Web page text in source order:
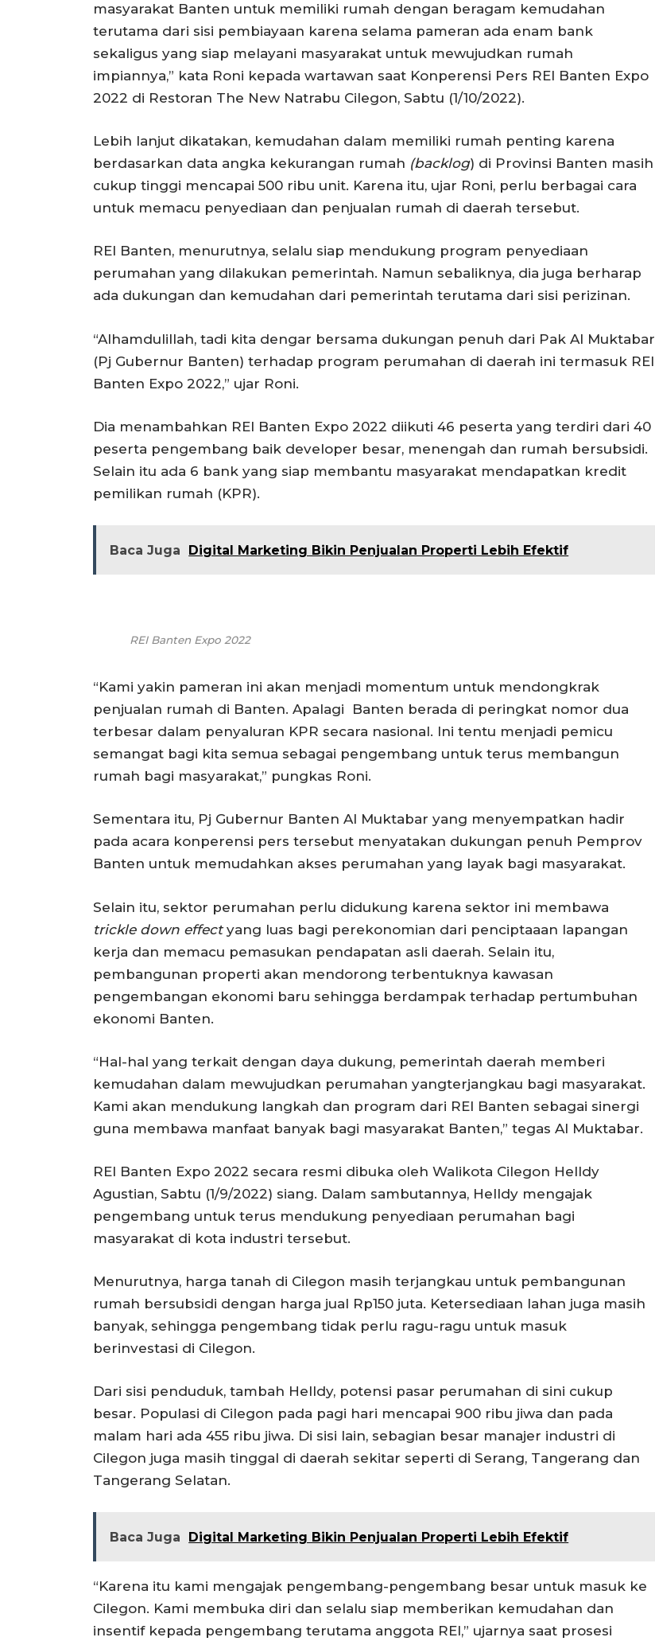
masyarakat Banten untuk memiliki rumah dengan beragam kemudahan
terutama dari sisi pembiayaan karena selama pameran ada enam bank
sekaligus yang siap melayani masyarakat untuk mewujudkan rumah
impiannya,” kata Roni kepada wartawan saat Konperensi Pers REI Banten Expo
2022 di Restoran The New Natrabu Cilegon, Sabtu (1/10/2022).
Lebih lanjut dikatakan, kemudahan dalam memiliki rumah penting karena
berdasarkan data angka kekurangan rumah (backlog) di Provinsi Banten masih
cukup tinggi mencapai 500 ribu unit. Karena itu, ujar Roni, perlu berbagai cara
untuk memacu penyediaan dan penjualan rumah di daerah tersebut.
REI Banten, menurutnya, selalu siap mendukung program penyediaan
perumahan yang dilakukan pemerintah. Namun sebaliknya, dia juga berharap
ada dukungan dan kemudahan dari pemerintah terutama dari sisi perizinan.
“Alhamdulillah, tadi kita dengar bersama dukungan penuh dari Pak Al Muktabar
(Pj Gubernur Banten) terhadap program perumahan di daerah ini termasuk REI
Banten Expo 2022,” ujar Roni.
Dia menambahkan REI Banten Expo 2022 diikuti 46 peserta yang terdiri dari 40
peserta pengembang baik developer besar, menengah dan rumah bersubsidi.
Selain itu ada 6 bank yang siap membantu masyarakat mendapatkan kredit
pemilikan rumah (KPR).
Baca Juga Digital Marketing Bikin Penjualan Properti Lebih Efektif
REI Banten Expo 2022
“Kami yakin pameran ini akan menjadi momentum untuk mendongkrak
penjualan rumah di Banten. Apalagi Banten berada di peringkat nomor dua
terbesar dalam penyaluran KPR secara nasional. Ini tentu menjadi pemicu
semangat bagi kita semua sebagai pengembang untuk terus membangun
rumah bagi masyarakat,” pungkas Roni.
Sementara itu, Pj Gubernur Banten Al Muktabar yang menyempatkan hadir
pada acara konperensi pers tersebut menyatakan dukungan penuh Pemprov
Banten untuk memudahkan akses perumahan yang layak bagi masyarakat.
Selain itu, sektor perumahan perlu didukung karena sektor ini membawa
trickle down effectyang luas bagi perekonomian dari penciptaaan lapangan
kerja dan memacu pemasukan pendapatan asli daerah. Selain itu,
pembangunan properti akan mendorong terbentuknya kawasan
pengembangan ekonomi baru sehingga berdampak terhadap pertumbuhan
ekonomi Banten.
“Hal-hal yang terkait dengan daya dukung, pemerintah daerah memberi
kemudahan dalam mewujudkan perumahan yangterjangkau bagi masyarakat.
Kami akan mendukung langkah dan program dari REI Banten sebagai sinergi
guna membawa manfaat banyak bagi masyarakat Banten,” tegas Al Muktabar.
REI Banten Expo 2022 secara resmi dibuka oleh Walikota Cilegon Helldy
Agustian, Sabtu (1/9/2022) siang. Dalam sambutannya, Helldy mengajak
pengembang untuk terus mendukung penyediaan perumahan bagi
masyarakat di kota industri tersebut.
Menurutnya, harga tanah di Cilegon masih terjangkau untuk pembangunan
rumah bersubsidi dengan harga jual Rp150 juta. Ketersediaan lahan juga masih
banyak, sehingga pengembang tidak perlu ragu-ragu untuk masuk
berinvestasi di Cilegon.
Dari sisi penduduk, tambah Helldy, potensi pasar perumahan di sini cukup
besar. Populasi di Cilegon pada pagi hari mencapai 900 ribu jiwa dan pada
malam hari ada 455 ribu jiwa. Di sisi lain, sebagian besar manajer industri di
Cilegon juga masih tinggal di daerah sekitar seperti di Serang, Tangerang dan
Tangerang Selatan.
Baca Juga Digital Marketing Bikin Penjualan Properti Lebih Efektif
“Karena itu kami mengajak pengembang-pengembang besar untuk masuk ke
Cilegon. Kami membuka diri dan selalu siap memberikan kemudahan dan
insentif kepada pengembang terutama anggota REI,” ujarnya saat prosesi